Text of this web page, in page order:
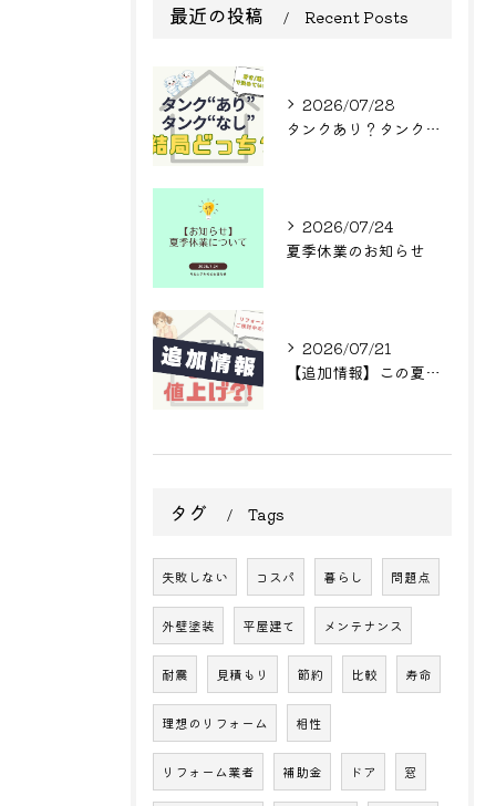
最近の投稿 Recent Posts
2026/07/28
タンクあり？タンクなし？結局どっち？
2026/07/24
夏季休業のお知らせ
2026/07/21
【追加情報】この夏からまた値上げ?! リフォームをご検討中の方へ
タグ Tags
失敗しない コスパ 暮らし 問題点
外壁塗装 平屋建て メンテナンス
耐震 見積もり 節約 比較 寿命
理想のリフォーム 相性
リフォーム業者 補助金 ドア 窓